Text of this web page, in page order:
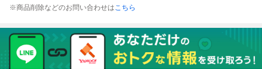
※商品削除などのお問い合わせはこちら